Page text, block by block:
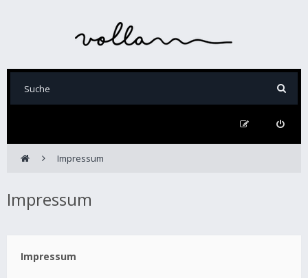
Impressum
Impressum
Impressum